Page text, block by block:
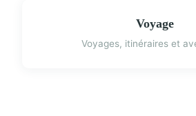
Voyage
Voyages, itinéraires et